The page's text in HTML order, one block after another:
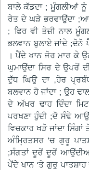
ਬਾਲੇ ਕੱਡਦਾ ; ਮੂੰਗਲੀਆਂ ਨੂੰ
ਰੇਤ ਦੇ ਘੜੇ ਭਰਵਾਉਂਦਾ
; ਫਿਰ ਵੀ ਤੇਜ਼ੀ ਨਾਲ
ਭਲਵਾਨ ਬੁਲਾਏ ਜਾਂਦੇ ;ਦੋਨੋ
। ਪੈਂਦੇ ਖਾਨ ਜੋਰ ਮਾਰ ਕੇ
ਘੁਮਾਉਂਦਾ ਸਿਰ ਦੇ ਉਪਰੋਂ
ਦੁੱਧ ਘਿਉ ਦਾ ,ਹੋਰ
ਬਲਵਾਨ ਹੋ ਜਾਂਦਾ ; ਉਹ
ਦੇ ਅੱਖਰ ਢਾਹ ਦਿੰਦਾ
ਪਰਖਣਾ ਹੁੰਦੀ ;ਦੋ ਸੰਢੇ
ਵਿਚਕਾਰ ਖੜੋ ਜਾਂਦਾ
ਅੰਮ੍ਰਿਤਸਰ ‘ਚ ਗੁਰੂ
;ਸੰਗਤਾਂ ਦੂਰੋਂ ਦੂਰੋਂ
ਪੈਂਦੇ ਖਾਨ ‘ਤੇ ਗੁਰੁ